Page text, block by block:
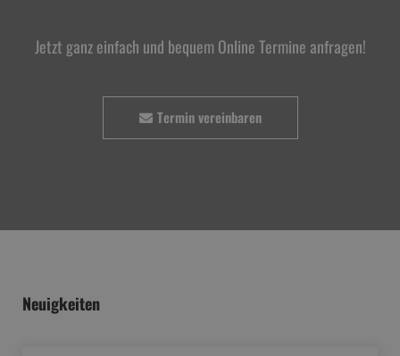
Jetzt ganz einfach und bequem Online Termine anfragen!
Termin vereinbaren
Neuigkeiten